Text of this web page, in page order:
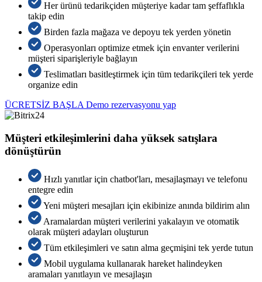
Her ürünü tedarikçiden müşteriye kadar tam şeffaflıkla
takip edin
Birden fazla mağaza ve depoyu tek yerden yönetin
Operasyonları optimize etmek için envanter verilerini
müşteri siparişleriyle bağlayın
Teslimatları basitleştirmek için tüm tedarikçileri tek yerde
organize edin
ÜCRETSİZ BAŞLADemo rezervasyonu yap
Müşteri etkileşimlerini daha yüksek satışlara
dönüştürün
Hızlı yanıtlar için chatbot'ları, mesajlaşmayı ve telefonu
entegre edin
Yeni müşteri mesajları için ekibinize anında bildirim alın
Aramalardan müşteri verilerini yakalayın ve otomatik
olarak müşteri adayları oluşturun
Tüm etkileşimleri ve satın alma geçmişini tek yerde tutun
Mobil uygulama kullanarak hareket halindeyken
aramaları yanıtlayın ve mesajlaşın